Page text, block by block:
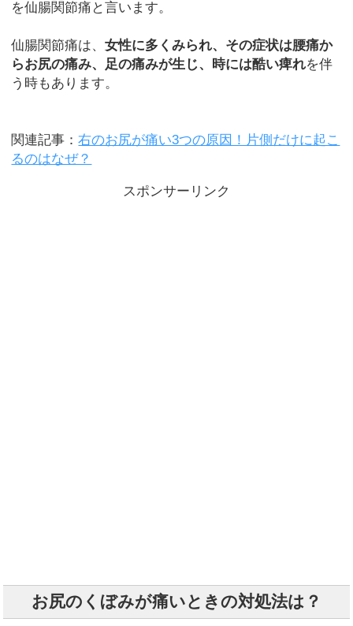
を仙腸関節痛と言います。
仙腸関節痛は、女性に多くみられ、その症状は腰痛か
らお尻の痛み、足の痛みが生じ、時には酷い痺れを伴
う時もあります。
関連記事：右のお尻が痛い3つの原因！片側だけに起こ
るのはなぜ？
スポンサーリンク
お尻のくぼみが痛いときの対処法は？